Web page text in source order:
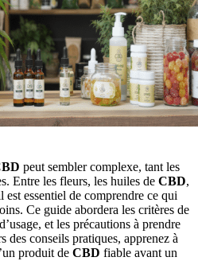
peut sembler complexe, tant les
Entre les fleurs, les huiles de CBD,
est essentiel de comprendre ce qui
Ce guide abordera les critères de
et les précautions à prendre
conseils pratiques, apprenez à
produit de CBD fiable avant un